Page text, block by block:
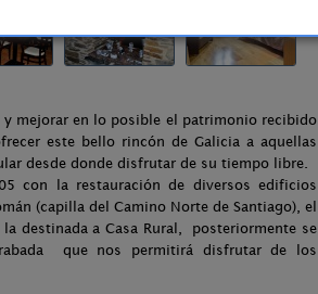
y mejorar en lo posible el patrimonio recibido
este bello rincón de Galicia a aquellas
desde donde disfrutar de su tiempo libre.
con la restauración de diversos edificios
(capilla del Camino Norte de Santiago), el
destinada a Casa Rural, posteriormente se
que nos permitirá disfrutar de los